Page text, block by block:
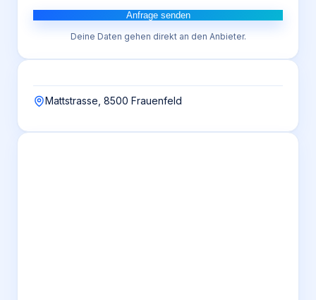
Anfrage senden
Deine Daten gehen direkt an den Anbieter.
Mattstrasse, 8500 Frauenfeld